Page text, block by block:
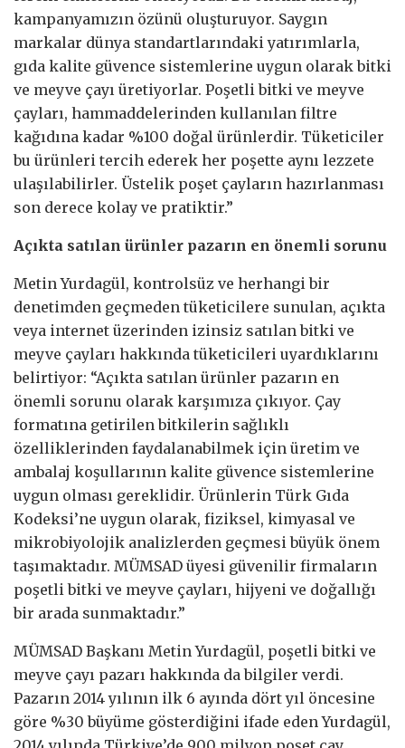
kampanyamızın özünü oluşturuyor. Saygın
markalar dünya standartlarındaki yatırımlarla,
gıda kalite güvence sistemlerine uygun olarak bitki
ve meyve çayı üretiyorlar. Poşetli bitki ve meyve
çayları, hammaddelerinden kullanılan filtre
kağıdına kadar %100 doğal ürünlerdir. Tüketiciler
bu ürünleri tercih ederek her poşette aynı lezzete
ulaşılabilirler. Üstelik poşet çayların hazırlanması
son derece kolay ve pratiktir.”
Açıkta satılan ürünler pazarın en önemli sorunu
Metin Yurdagül, kontrolsüz ve herhangi bir
denetimden geçmeden tüketicilere sunulan, açıkta
veya internet üzerinden izinsiz satılan bitki ve
meyve çayları hakkında tüketicileri uyardıklarını
belirtiyor: “Açıkta satılan ürünler pazarın en
önemli sorunu olarak karşımıza çıkıyor. Çay
formatına getirilen bitkilerin sağlıklı
özelliklerinden faydalanabilmek için üretim ve
ambalaj koşullarının kalite güvence sistemlerine
uygun olması gereklidir. Ürünlerin Türk Gıda
Kodeksi’ne uygun olarak, fiziksel, kimyasal ve
mikrobiyolojik analizlerden geçmesi büyük önem
taşımaktadır. MÜMSAD üyesi güvenilir firmaların
poşetli bitki ve meyve çayları, hijyeni ve doğallığı
bir arada sunmaktadır.”
MÜMSAD Başkanı Metin Yurdagül, poşetli bitki ve
meyve çayı pazarı hakkında da bilgiler verdi.
Pazarın 2014 yılının ilk 6 ayında dört yıl öncesine
göre %30 büyüme gösterdiğini ifade eden Yurdagül,